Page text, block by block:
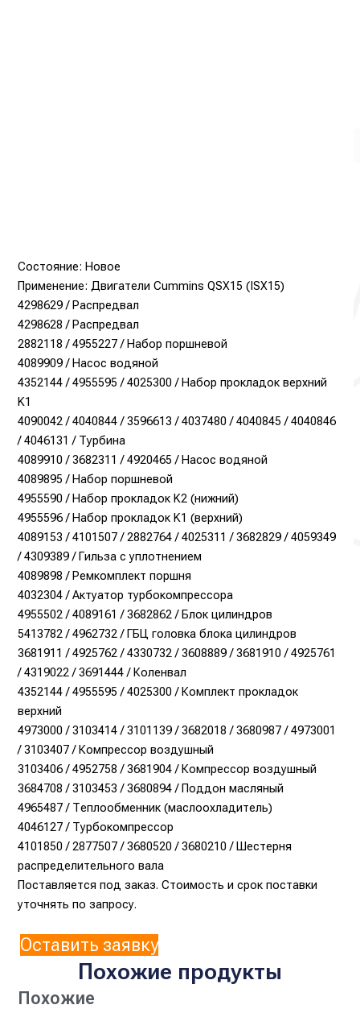
Состояние: Новое
Применение: Двигатели Cummins QSX15 (ISX15)
4298629 / Распредвал
4298628 / Распредвал
2882118 / 4955227 / Набор поршневой
4089909 / Насос водяной
4352144 / 4955595 / 4025300 / Набор прокладок верхний
K1
4090042 / 4040844 / 3596613 / 4037480 / 4040845 / 4040846
/ 4046131 / Турбина
4089910 / 3682311 / 4920465 / Насос водяной
4089895 / Набор поршневой
4955590 / Набор прокладок K2 (нижний)
4955596 / Набор прокладок K1 (верхний)
4089153 / 4101507 / 2882764 / 4025311 / 3682829 / 4059349
/ 4309389 / Гильза c уплотнением
4089898 / Ремкомплект поршня
4032304 / Актуатор турбокомпрессора
4955502 / 4089161 / 3682862 / Блок цилиндров
5413782 / 4962732 / ГБЦ головка блока цилиндров
3681911 / 4925762 / 4330732 / 3608889 / 3681910 / 4925761
/ 4319022 / 3691444 / Коленвал
4352144 / 4955595 / 4025300 / Комплект прокладок
верхний
4973000 / 3103414 / 3101139 / 3682018 / 3680987 / 4973001
/ 3103407 / Компрессор воздушный
3103406 / 4952758 / 3681904 / Компрессор воздушный
3684708 / 3103453 / 3680894 / Поддон масляный
4965487 / Теплообменник (маслоохладитель)
4046127 / Турбокомпрессор
4101850 / 2877507 / 3680520 / 3680210 / Шестерня
распределительного вала
Поставляется под заказ. Стоимость и срок поставки
уточнять по запросу.
Оставить заявку
Похожие продукты
Похожие